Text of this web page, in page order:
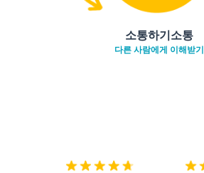
소통하기소통
다른 사람에게 이해받기